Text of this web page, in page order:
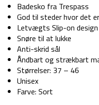
Badesko fra Trespass
God til steder hvor det
Letvægts Slip-on
Snøre til at lukke
Anti-skrid sål
Åndbart og strækbart
Størrelser: 37 – 46
Unisex
Farve: Sort